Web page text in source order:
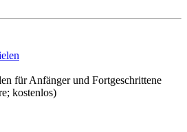
für Anfänger und Fortgeschrittene
kostenlos)